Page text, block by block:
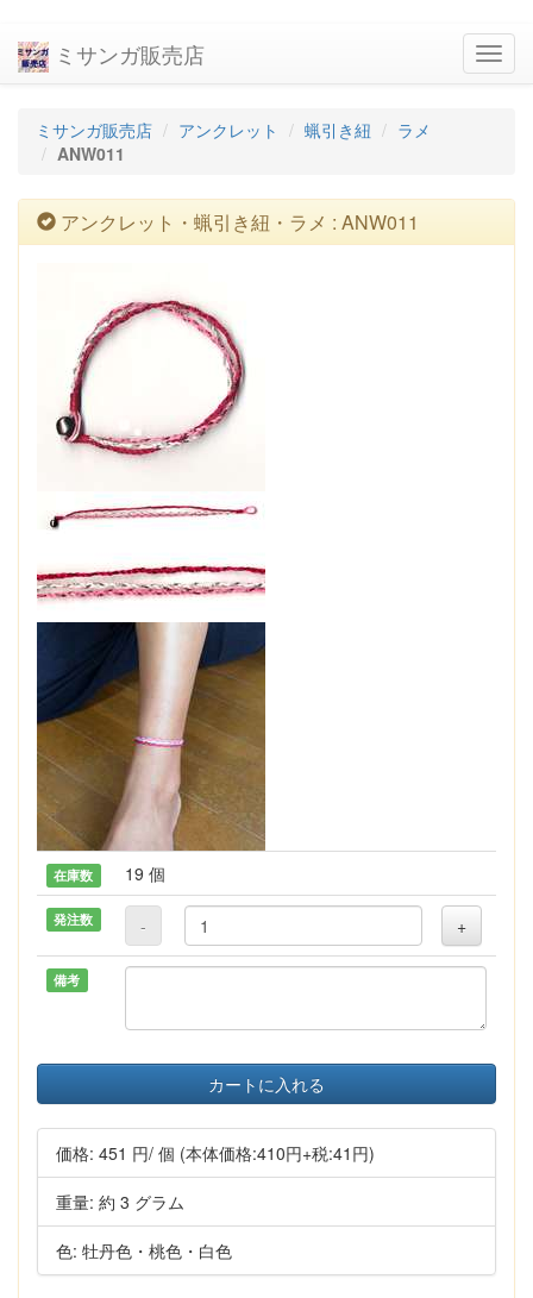
ミサンガ販売店
ミサンガ販売店 アンクレット 蝋引き紐
ラメ
ANW011
アンクレット・蝋引き紐・ラメ : ANW011
在庫数 19 個
発注数 - +
備考
カートに入れる
価格: 451 円/ 個 (本体価格:410円+税:41円)
重量: 約 3 グラム
色: 牡丹色・桃色・白色